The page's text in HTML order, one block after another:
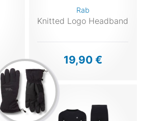
Rab
Knitted Logo Headband
19,90 €